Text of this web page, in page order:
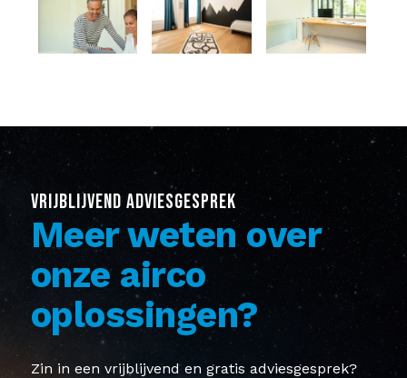
VRIJBLIJVEND ADVIESGESPREK
Meer weten over
onze airco
oplossingen?
Zin in een vrijblijvend en gratis adviesgesprek?